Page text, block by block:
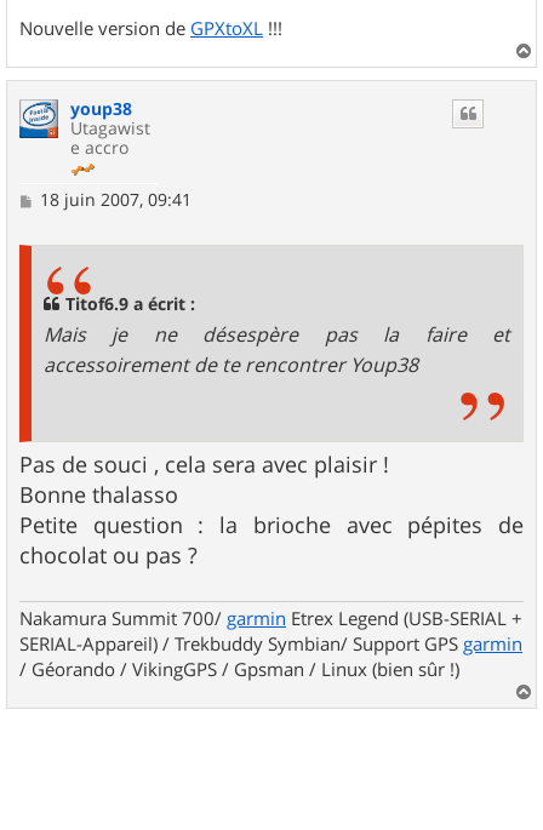
Nouvelle version de GPXtoXL !!!
a
youp38
Utagawist
e accro
M18 juin 2007, 09:41
Titof6.9 a écrit :
Mais je ne désespère pas la faire et
accessoirement de te rencontrer Youp38
Pas de souci , cela sera avec plaisir !
Bonne thalasso
Petite question : la brioche avec pépites de
chocolat ou pas ?
Nakamura Summit 700/ garmin Etrex Legend (USB-SERIAL +
SERIAL-Appareil) / Trekbuddy Symbian/ Support GPS garmin
/ Géorando / VikingGPS / Gpsman / Linux (bien sûr !)
a